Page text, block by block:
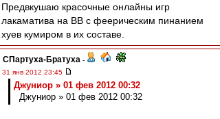
Предвкушаю красочные онлайны игр
лакаматива на ВВ с феерическим пинанием
хуев кумиром в их составе.
СПартуха-Братуха -
31 янв 2012 23:45
Джуниор » 01 фев 2012 00:32
Джуниор » 01 фев 2012 00:32